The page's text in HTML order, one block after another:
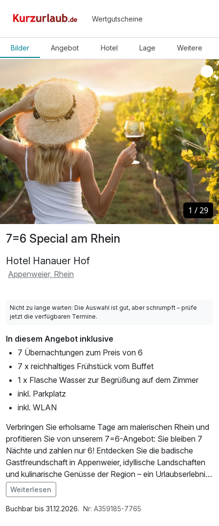
Wertgutscheine
Bilder Angebot Hotel Lage Weitere
7=6 Special am Rhein
Hotel Hanauer Hof
Appenweier, Rhein
1 /29
1 /29
Nicht zu lange warten: Die Auswahl ist gut, aber schrumpft – prüfe
jetzt die verfügbaren Termine.
In diesem Angebot inklusive
7 Übernachtungen zum Preis von 6
7 x reichhaltiges Frühstück vom Buffet
1 x Flasche Wasser zur Begrüßung auf dem Zimmer
inkl. Parkplatz
inkl. WLAN
Verbringen Sie erholsame Tage am malerischen Rhein und
profitieren Sie von unserem 7=6-Angebot: Sie bleiben 7
Nächte und zahlen nur 6! Entdecken Sie die badische
Gastfreundschaft in Appenweier, idyllische Landschaften
und kulinarische Genüsse der Region – ein Urlaubserlebnis
mit Mehrwert.
Im Angebot enthalten
1 Flasche Mineralwasser, Parkplatz, W-LAN Nutzung /
Weiterlesen
Buchbar bis 31.12.2026. Nr: A359185-7765